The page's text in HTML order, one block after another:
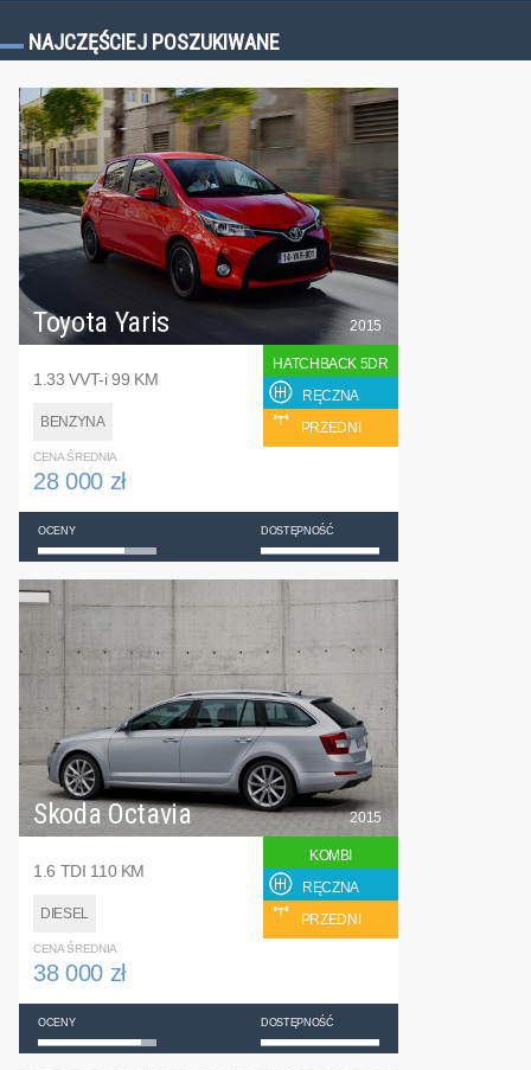
NAJCZĘŚCIEJ POSZUKIWANE
Toyota Yaris
1.33 VVT-i 99 KM
BENZYNA
2015
HATCHBACK 5DR
RĘCZNA
PRZEDNI
CENA ŚREDNIA
28 000 zł
OCENY DOSTĘPNOŚĆ
Skoda Octavia
1.6 TDI 110 KM
DIESEL
2015
KOMBI
RĘCZNA
PRZEDNI
CENA ŚREDNIA
38 000 zł
OCENY DOSTĘPNOŚĆ